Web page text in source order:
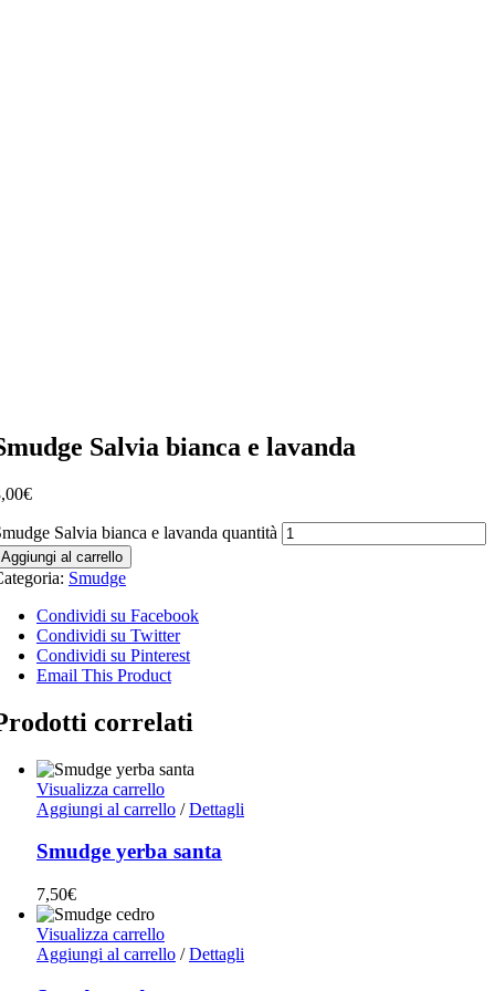
Salvia bianca e lavanda
€
Salvia bianca e lavanda quantità
Aggiungi al carrello
Smudge
Condividi su Facebook
Condividi su Twitter
Condividi su Pinterest
Email This Product
correlati
Visualizza carrello
Aggiungi al carrello / Dettagli
Smudge yerba santa
7,50€
Visualizza carrello
Aggiungi al carrello / Dettagli